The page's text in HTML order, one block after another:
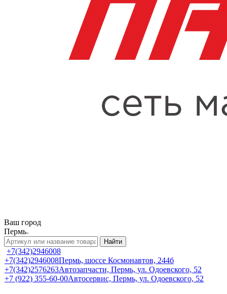
Ваш город
Пермь
Найти
+7(342)2946008
+7(342)2946008Пермь, шоссе Космонавтов, 244б
+7(342)2576263Автозапчасти, Пермь, ул. Одоевского, 52
+7 (922) 355-60-00Автосервис, Пермь, ул. Одоевского, 52